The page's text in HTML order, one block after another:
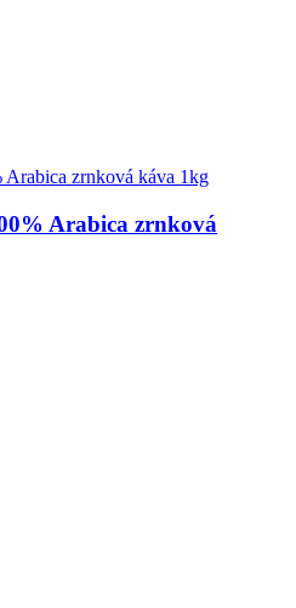
Arabica zrnková